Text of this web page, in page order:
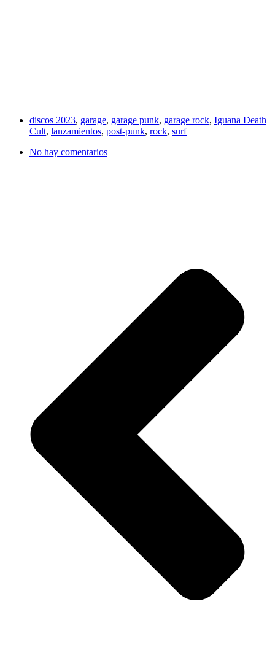
discos 2023, garage, garage punk, garage rock, Iguana Death
Cult, lanzamientos, post-punk, rock, surf
No hay comentarios